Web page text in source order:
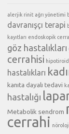
alerjik rinit ağrı yönetimi
davranışçı terapi
kayıtları endoskopik
göz hastalıkları
cerrahisi
hastalıkları
kanıta dayalı tedavi
hastalığı
Metabolik sendrom
cerrahi